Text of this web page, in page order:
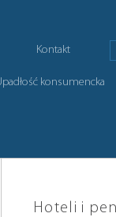
Kontakt
konsumencka
Hoteli i